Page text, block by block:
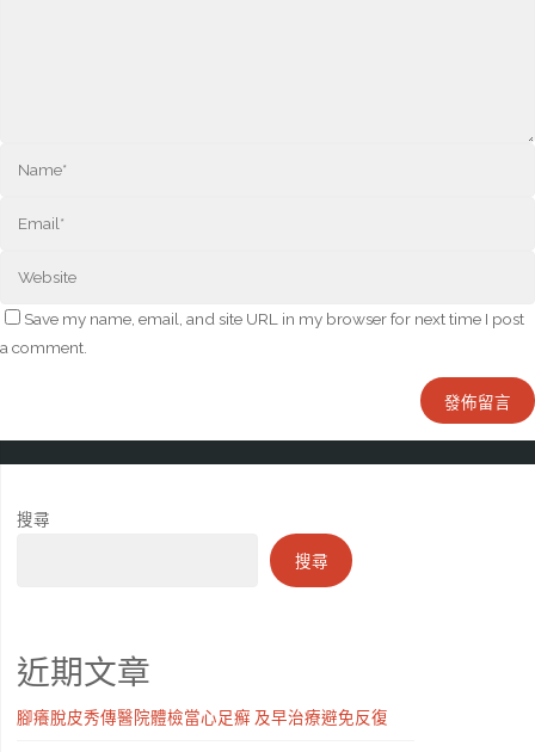
Save my name, email, and site URL in my browser for next time I post
a comment.
搜尋
搜尋
近期文章
腳癢脫皮秀傳醫院體檢當心足癬 及早治療避免反復